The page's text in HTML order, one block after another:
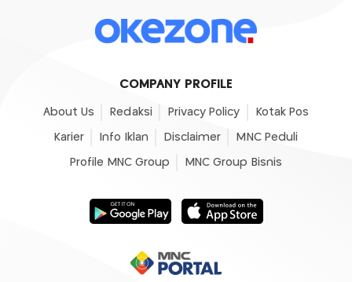
COMPANY PROFILE
About Us Redaksi Privacy Policy Kotak Pos
Karier Info Iklan Disclaimer MNC Peduli
Profile MNC Group MNC Group Bisnis